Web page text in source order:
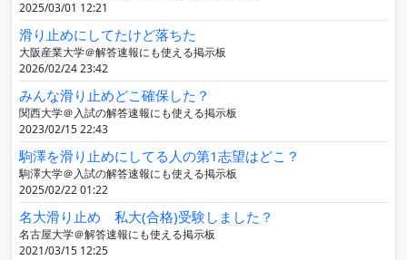
2025/03/01 12:21
滑り止めにしてたけど落ちた
大阪産業大学＠解答速報にも使える掲示板
2026/02/24 23:42
みんな滑り止めどこ確保した？
関西大学＠入試の解答速報にも使える掲示板
2023/02/15 22:43
駒澤を滑り止めにしてる人の第1志望はどこ？
駒澤大学＠入試の解答速報にも使える掲示板
2025/02/22 01:22
名大滑り止め 私大(合格)受験しました？
名古屋大学＠解答速報にも使える掲示板
2021/03/15 12:25